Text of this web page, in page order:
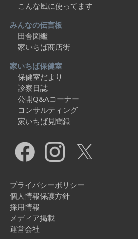
こんな風に使ってます
みんなの伝言板
田舎図鑑
家いちば商店街
家いちば保健室
保健室だより
診察日誌
公開Q&Aコーナー
コンサルティング
家いちば見聞録
プライバシーポリシー
個人情報保護方針
採用情報
メディア掲載
運営会社